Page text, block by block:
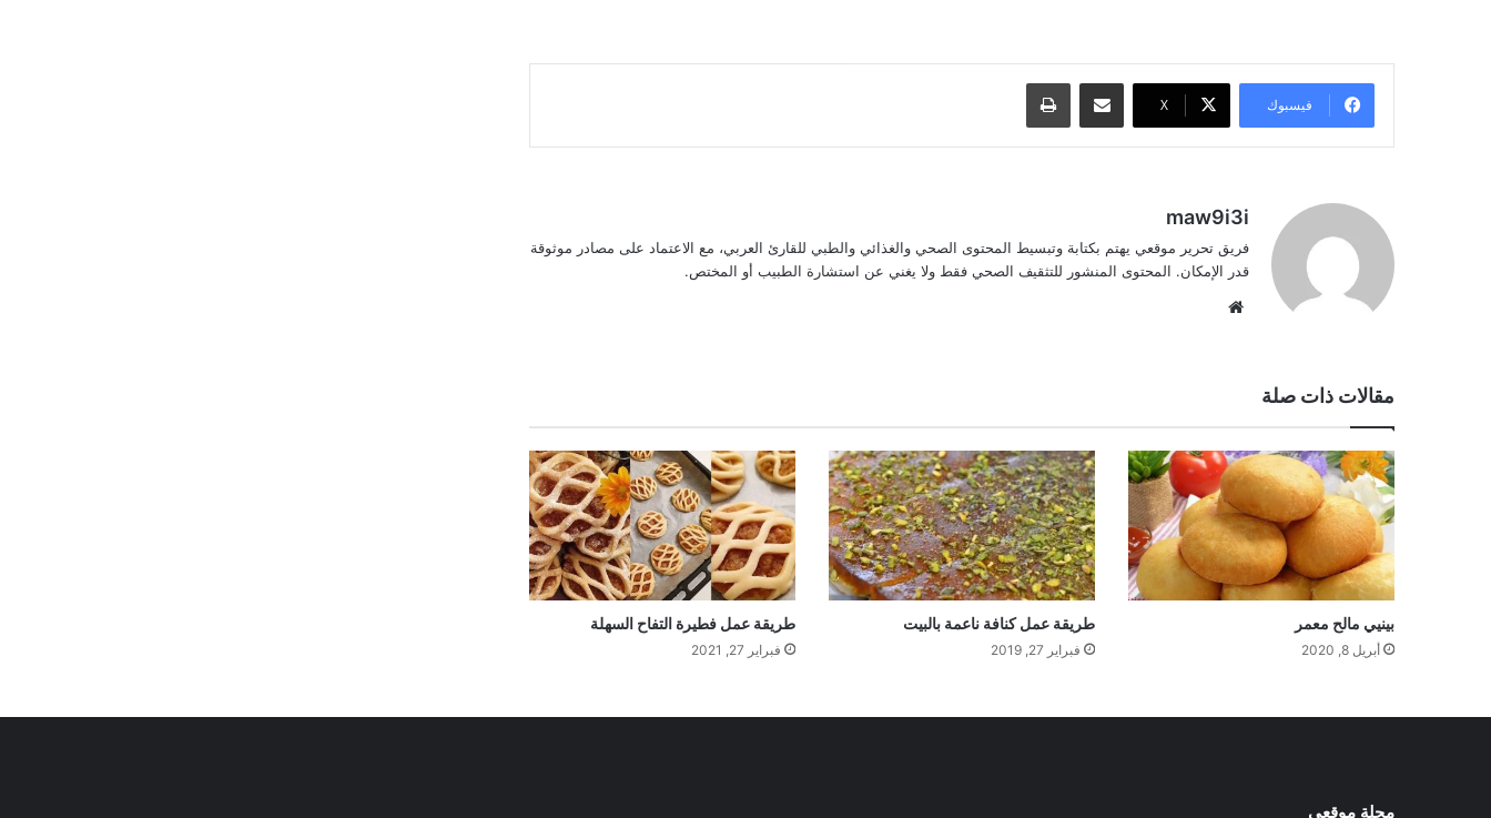
فيسبوك ‫X
مشاركة عبر البريد طباعة
maw9i3i
فريق تحرير موقعي يهتم بكتابة وتبسيط المحتوى الصحي والغذائي والطبي للقارئ العربي، مع الاعتماد على مصادر موثوقة
قدر الإمكان. المحتوى المنشور للتثقيف الصحي فقط ولا يغني عن استشارة الطبيب أو المختص.
مقالات ذات صلة
بينيي مالح معمر
أبريل 8, 2020
طريقة عمل كنافة ناعمة بالبيت
فبراير 27, 2019
طريقة عمل فطيرة التفاح السهلة
فبراير 27, 2021
مجلة موقعي